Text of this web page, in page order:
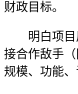
财政目标。
明白项目
接合作敌手
规模、功能、